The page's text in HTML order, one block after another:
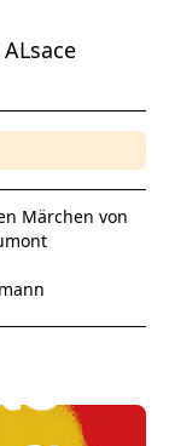
Märchen von